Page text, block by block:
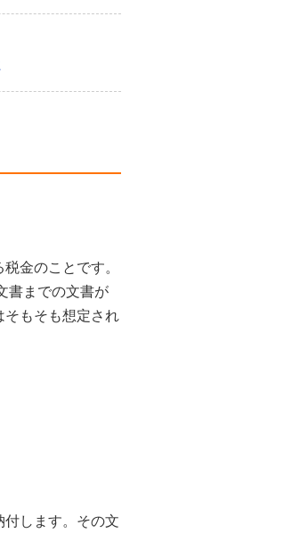
金のことです。
書までの文書が
そもそも想定され
します。その文